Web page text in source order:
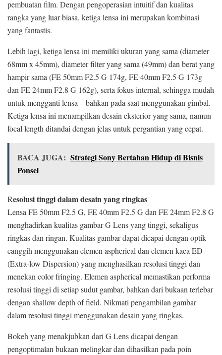
pembuatan film. Dengan pengoperasian intuitif dan kualitas
rangka yang luar biasa, ketiga lensa ini merupakan kombinasi
yang fantastis.
Lebih lagi, ketiga lensa ini memiliki ukuran yang sama (diameter
68mm x 45mm), diameter filter yang sama (49mm) dan berat yang
hampir sama (FE 50mm F2.5 G 174g, FE 40mm F2.5 G 173g
dan FE 24mm F2.8 G 162g), serta fokus internal, sehingga mudah
untuk mengganti lensa – bahkan pada saat menggunakan gimbal.
Ketiga lensa ini menampilkan desain eksterior yang sama, namun
focal length ditandai dengan jelas untuk pergantian yang cepat.
BACA JUGA: Strategi Sony Bertahan Hidup di Bisnis
Ponsel
Resolusi tinggi dalam desain yang ringkas
Lensa FE 50mm F2.5 G, FE 40mm F2.5 G dan FE 24mm F2.8 G
menghadirkan kualitas gambar G Lens yang tinggi, sekaligus
ringkas dan ringan. Kualitas gambar dapat dicapai dengan optik
canggih menggunakan elemen aspherical dan elemen kaca ED
(Extra-low Dispersion) yang menghasilkan resolusi tinggi dan
menekan color fringing. Elemen aspherical memastikan performa
resolusi tinggi di setiap sudut gambar, bahkan dari bukaan terlebar
dengan shallow depth of field. Nikmati pengambilan gambar
dalam resolusi tinggi menggunakan desain yang ringkas.
Bokeh yang menakjubkan dari G Lens dicapai dengan
pengoptimalan bukaan melingkar dan dihasilkan pada poin